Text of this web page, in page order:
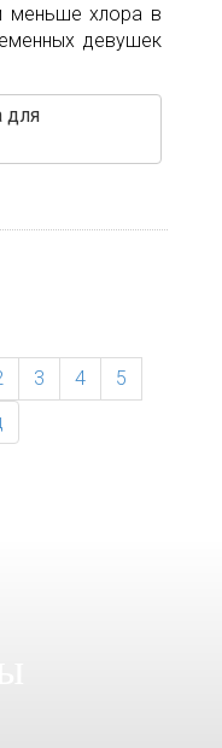
меньше хлора в
девушек
для
3 4
5